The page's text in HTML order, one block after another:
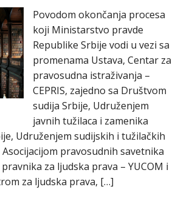
Povodom okončanja procesa
koji Ministarstvo pravde
Republike Srbije vodi u vezi sa
promenama Ustava, Centar za
pravosudna istraživanja –
CEPRIS, zajedno sa Društvom
sudija Srbije, Udruženjem
javnih tužilaca i zamenika
Udruženjem sudijskih i tužilačkih
pravosudnih savetnika
za lјudska prava – YUCOM i
za lјudska prava, […]